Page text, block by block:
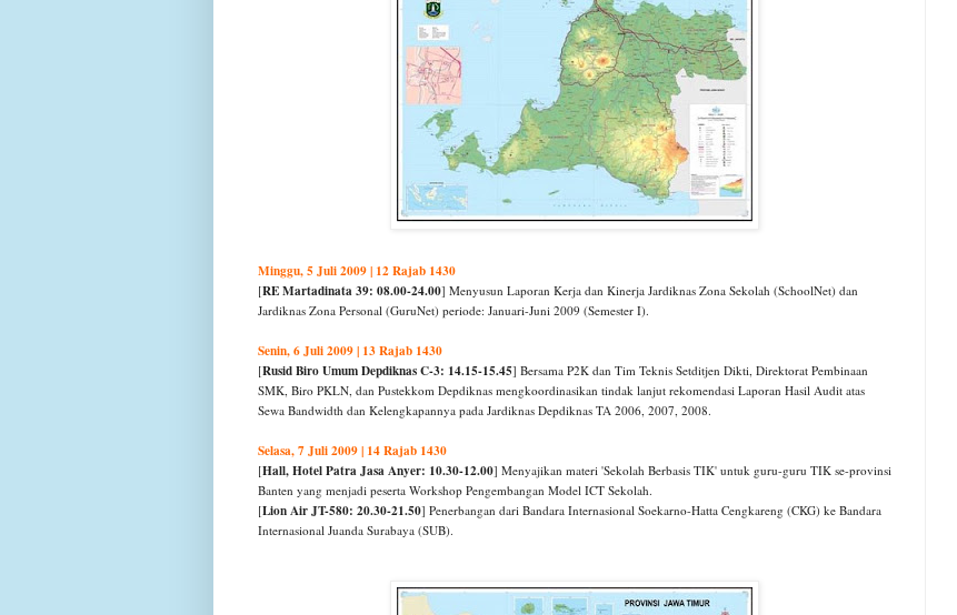
Minggu, 5 Juli 2009 | 12 Rajab 1430
[RE Martadinata 39: 08.00-24.00] Menyusun Laporan Kerja dan Kinerja Jardiknas Zona Sekolah (SchoolNet) dan
Jardiknas Zona Personal (GuruNet) periode: Januari-Juni 2009 (Semester I).
Senin, 6 Juli 2009 | 13 Rajab 1430
[Rusid Biro Umum Depdiknas C-3: 14.15-15.45] Bersama P2K dan Tim Teknis Setditjen Dikti, Direktorat Pembinaan
SMK, Biro PKLN, dan Pustekkom Depdiknas mengkoordinasikan tindak lanjut rekomendasi Laporan Hasil Audit atas
Sewa Bandwidth dan Kelengkapannya pada Jardiknas Depdiknas TA 2006, 2007, 2008.
Selasa, 7 Juli 2009 | 14 Rajab 1430
[Hall, Hotel Patra Jasa Anyer: 10.30-12.00] Menyajikan materi 'Sekolah Berbasis TIK' untuk guru-guru TIK se-provinsi
Banten yang menjadi peserta Workshop Pengembangan Model ICT Sekolah.
[Lion Air JT-580: 20.30-21.50] Penerbangan dari Bandara Internasional Soekarno-Hatta Cengkareng (CKG) ke Bandara
Internasional Juanda Surabaya (SUB).